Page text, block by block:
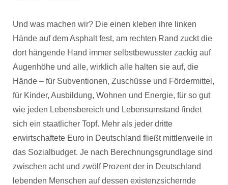
Und was machen wir? Die einen kleben ihre linken
Hände auf dem Asphalt fest, am rechten Rand zuckt die
dort hängende Hand immer selbstbewusster zackig auf
Augenhöhe und alle, wirklich alle halten sie auf, die
Hände – für Subventionen, Zuschüsse und Fördermittel,
für Kinder, Ausbildung, Wohnen und Energie, für so gut
wie jeden Lebensbereich und Lebensumstand findet
sich ein staatlicher Topf. Mehr als jeder dritte
erwirtschaftete Euro in Deutschland fließt mittlerweile in
das Sozialbudget. Je nach Berechnungsgrundlage sind
zwischen acht und zwölf Prozent der in Deutschland
lebenden Menschen auf dessen existenzsichernde